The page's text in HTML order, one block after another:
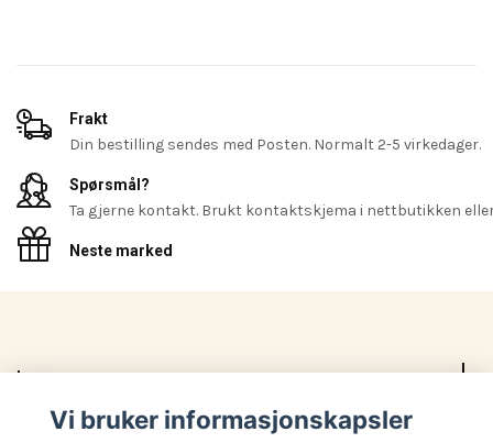
Frakt
Din bestilling sendes med Posten. Normalt 2-5 virkedager.
Spørsmål?
Ta gjerne kontakt. Brukt kontaktskjema i nettbutikken
Neste marked
Les mer
Vi bruker informasjonskapsler